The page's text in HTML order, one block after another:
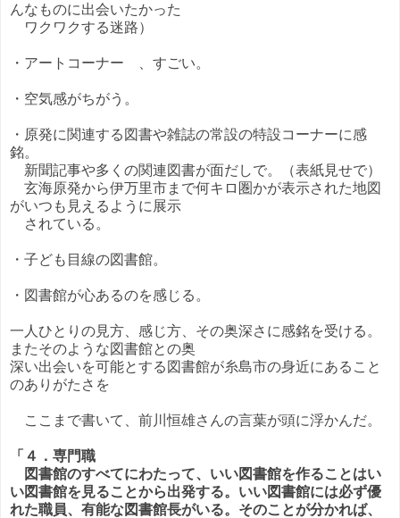
んなものに出会いたかった
ワクワクする迷路）
・アートコーナー 、すごい。
・空気感がちがう。
・原発に関連する図書や雑誌の常設の特設コーナーに感
銘。
新聞記事や多くの関連図書が面だしで。（表紙見せで）
玄海原発から伊万里市まで何キロ圏かが表示された地図
がいつも見えるように展示
されている。
・子ども目線の図書館。
・図書館が心あるのを感じる。
一人ひとりの見方、感じ方、その奥深さに感銘を受ける。
またそのような図書館との奥
深い出会いを可能とする図書館が糸島市の身近にあること
のありがたさを
ここまで書いて、前川恒雄さんの言葉が頭に浮かんだ。
「４．専門職
図書館のすべてにわたって、いい図書館を作ることはい
い図書館を見ることから出発する。いい図書館には必ず優
れた職員、有能な図書館長がいる。そのことが分かれば、